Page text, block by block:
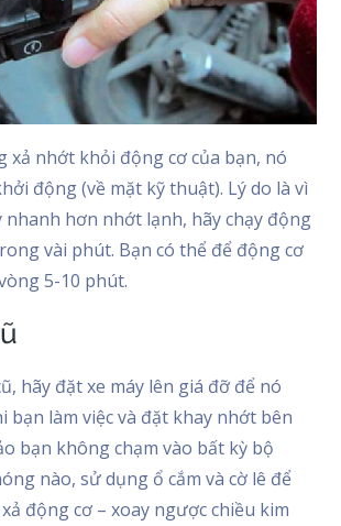
xả nhớt khỏi động cơ của bạn, nó
động (về mặt kỹ thuật). Lý do là vì
nhanh hơn nhớt lạnh, hãy chạy động
vài phút. Bạn có thể để động cơ
5-10 phút.
hãy đặt xe máy lên giá đỡ để nó
bạn làm việc và đặt khay nhớt bên
bạn không chạm vào bất kỳ bộ
nào, sử dụng ổ cắm và cờ lê để
động cơ – xoay ngược chiều kim